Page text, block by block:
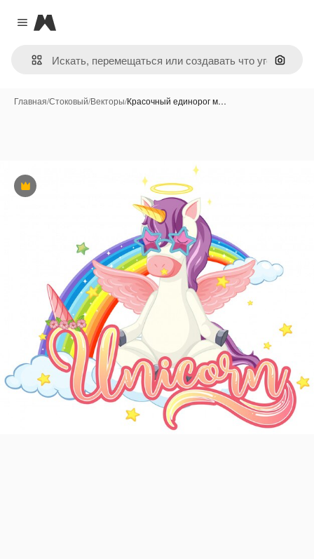
Close menu
Magnific
Поиск
Главная/Стоковый/Векторы/Красочный единорог м…
Премиум